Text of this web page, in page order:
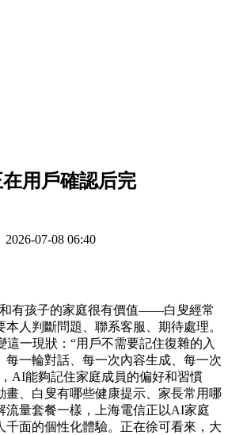
用戶確認后完
2026-07-08 06:40
孩子的家庭很有價值——白叟經常
人判斷問題、聯系客服、期待處理。
這一現狀：“用戶不需要記住復雜的入
每一輪對話、每一次內容生成、每一次
AI能夠記住家庭成員的偏好和習慣
、白叟有哪些健康提示、家長常用哪
流量套餐一樣，上海電信正以AI家庭
千面的個性化體驗。正在徐可看來，大